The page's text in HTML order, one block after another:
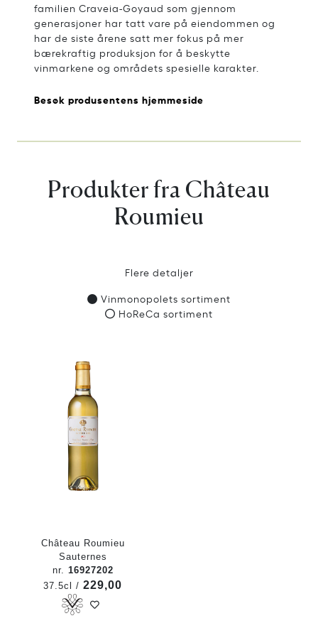
familien Craveia-Goyaud som gjennom
generasjoner har tatt vare på eiendommen og
har de siste årene satt mer fokus på mer
bærekraftig produksjon for å beskytte
vinmarkene og områdets spesielle karakter.
Besøk produsentens hjemmeside
Produkter fra Château
Roumieu
Flere detaljer
Vinmonopolets sortiment
HoReCa sortiment
Château Roumieu
Sauternes
nr. 16927202
37.5cl / 229,00